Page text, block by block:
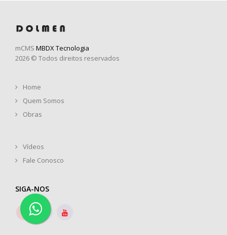
mCMS MBDX Tecnologia
2026 © Todos direitos reservados
Home
Quem Somos
Obras
Vídeos
Fale Conosco
SIGA-NOS